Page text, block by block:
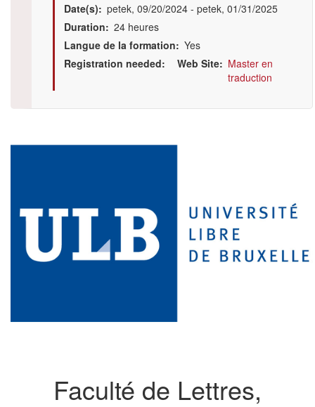
Date(s)
petek, 09/20/2024 - petek, 01/31/2025
Duration
24 heures
Langue de la formation
Registration needed
Yes
Web Site
Master en
traduction
Faculté de Lettres,